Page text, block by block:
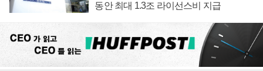
동안 최대 1.3조 라이선스비 지급